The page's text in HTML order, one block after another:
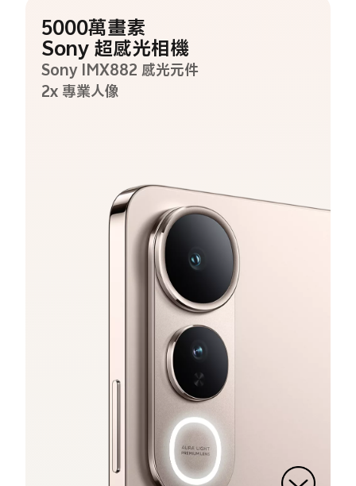
5000萬畫素
Sony 超感光相機
Sony IMX882 感光元件
2x 專業人像